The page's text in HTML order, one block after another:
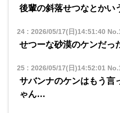
後輩の斜落せつなとかい
24: 2026/05/17(日)14:51:40
せつーな砂漠のケンだっ
25: 2026/05/17(日)14:52:01
サバンナのケンはもう言
ゃん…